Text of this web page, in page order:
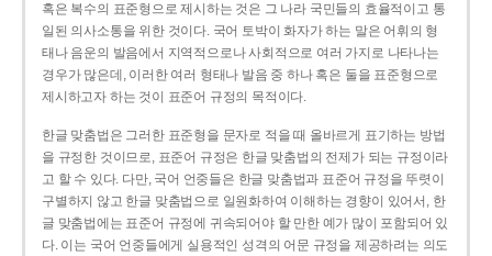
혹은 복수의 표준형으로 제시하는 것은 그 나라 국민들의 효율적이고 통
일된 의사소통을 위한 것이다. 국어 토박이 화자가 하는 말은 어휘의 형
태나 음운의 발음에서 지역적으로나 사회적으로 여러 가지로 나타나는
경우가 많은데, 이러한 여러 형태나 발음 중 하나 혹은 둘을 표준형으로
제시하고자 하는 것이 표준어 규정의 목적이다.
한글 맞춤법은 그러한 표준형을 문자로 적을 때 올바르게 표기하는 방법
을 규정한 것이므로, 표준어 규정은 한글 맞춤법의 전제가 되는 규정이라
고 할 수 있다. 다만, 국어 언중들은 한글 맞춤법과 표준어 규정을 뚜렷이
구별하지 않고 한글 맞춤법으로 일원화하여 이해하는 경향이 있어서, 한
글 맞춤법에는 표준어 규정에 귀속되어야 할 만한 예가 많이 포함되어 있
다. 이는 국어 언중들에게 실용적인 성격의 어문 규정을 제공하려는 의도